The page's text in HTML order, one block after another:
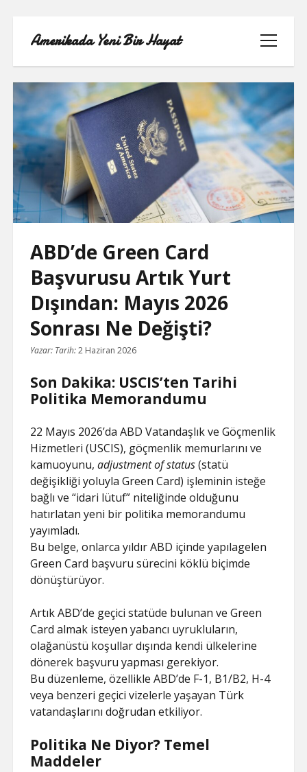
Amerikada Yeni Bir Hayat
menüyü
aç
ÖRNEK SAYFA
ABD’de Green Card
Başvurusu Artık Yurt
Dışından: Mayıs 2026
Sonrası Ne Değişti?
Yazar: Tarih:2 Haziran 2026
Son Dakika: USCIS’ten Tarihi
Politika Memorandumu
22 Mayıs 2026’da ABD Vatandaşlık ve Göçmenlik
Hizmetleri (USCIS), göçmenlik memurlarını ve
kamuoyunu,adjustment of status(statü
değişikliği yoluyla Green Card) işleminin isteğe
bağlı ve “idari lütuf” niteliğinde olduğunu
hatırlatan yeni bir politika memorandumu
yayımladı.
Bu belge, onlarca yıldır ABD içinde yapılagelen
Green Card başvuru sürecini köklü biçimde
dönüştürüyor.
Artık ABD’de geçici statüde bulunan ve Green
Card almak isteyen yabancı uyrukluların,
olağanüstü koşullar dışında kendi ülkelerine
dönerek başvuru yapması gerekiyor.
Bu düzenleme, özellikle ABD’de F-1, B1/B2, H-4
veya benzeri geçici vizelerle yaşayan Türk
vatandaşlarını doğrudan etkiliyor.
Politika Ne Diyor? Temel
Maddeler